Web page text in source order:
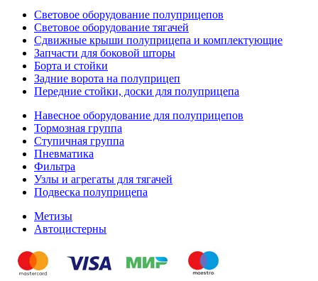
Световое оборудование полуприцепов
Световое оборудование тягачей
Сдвижные крыши полуприцепа и комплектующие
Запчасти для боковой шторы
Борта и стойки
Задние ворота на полуприцеп
Передние стойки, доски для полуприцепа
Навесное оборудование для полуприцепов
Тормозная группа
Ступичная группа
Пневматика
Фильтра
Узлы и агрегаты для тягачей
Подвеска полуприцепа
Метизы
Автоцистерны